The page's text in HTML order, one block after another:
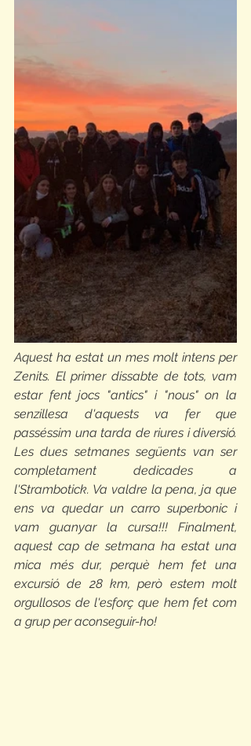
Aquest ha estat un mes molt intens per
Zenits. El primer dissabte de tots, vam
estar fent jocs "antics" i "nous" on la
senzillesa d'aquests va fer que
passéssim una tarda de riures i diversió.
Les dues setmanes següents van ser
completament dedicades a
l'Strambotick. Va valdre la pena, ja que
ens va quedar un carro superbonic i
vam guanyar la cursa!!! Finalment,
aquest cap de setmana ha estat una
mica més dur, perquè hem fet una
excursió de 28 km, però estem molt
orgullosos de l'esforç que hem fet com
a grup per aconseguir-ho!